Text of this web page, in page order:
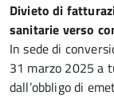
Divieto di
sanitarie verso
In sede di
31 marzo 2025 a
dall’obbligo di